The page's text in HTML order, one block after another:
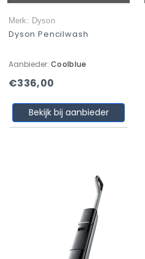
Merk: Dyson
Dyson Pencilwash
Aanbieder: Coolblue
€336,00
Bekijk bij aanbieder